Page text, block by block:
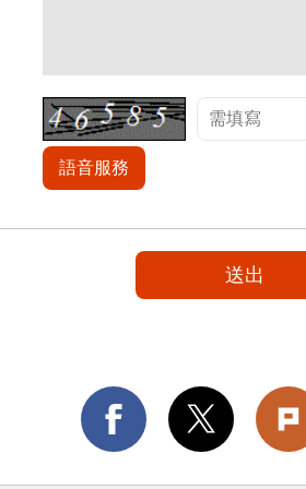
語音服務